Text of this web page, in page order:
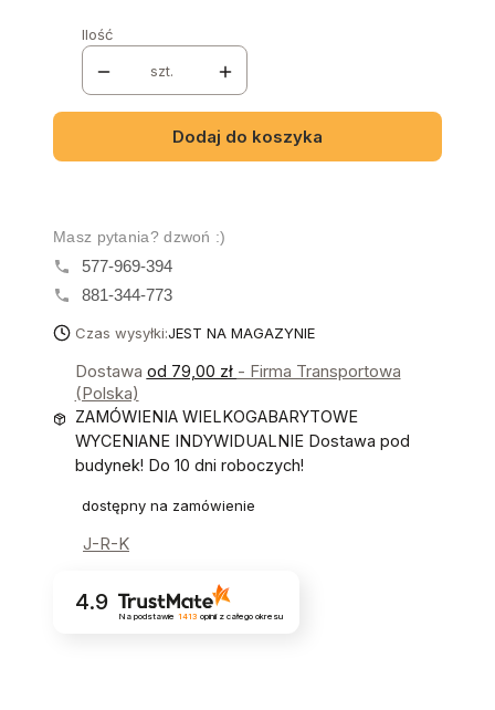
Ilość
szt.
Dodaj do koszyka
Masz pytania? dzwoń :)
577-969-394
881-344-773
Czas wysyłki:JEST NA MAGAZYNIE
Dostawa od 79,00 zł - Firma Transportowa
(Polska)
ZAMÓWIENIA WIELKOGABARYTOWE
WYCENIANE INDYWIDUALNIE Dostawa pod
budynek! Do 10 dni roboczych!
dostępny na zamówienie
J-R-K
4.9
Na podstawie 1413 opinii z całego okresu